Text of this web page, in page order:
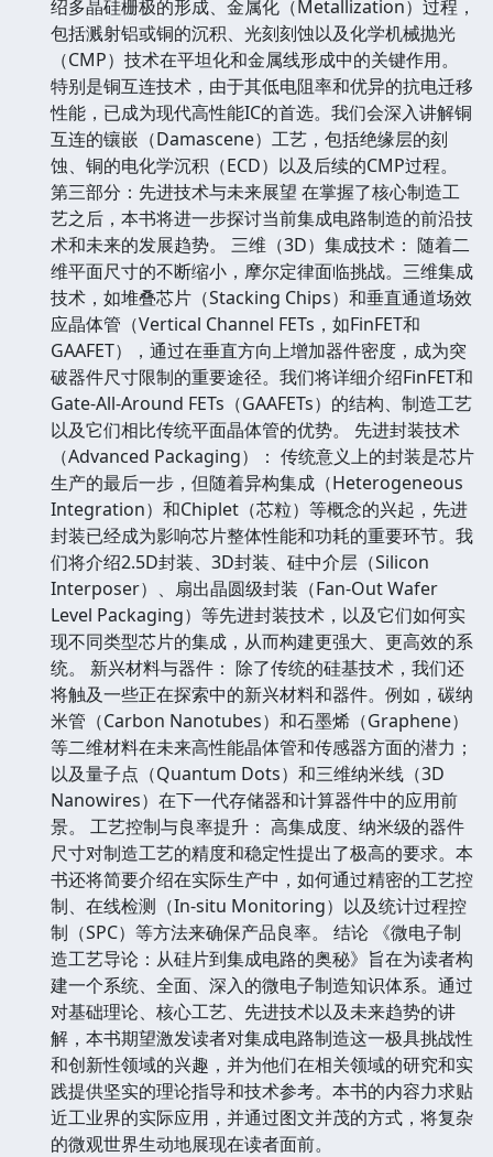
绍多晶硅栅极的形成、金属化（Metallization）过程，
包括溅射铝或铜的沉积、光刻刻蚀以及化学机械抛光
（CMP）技术在平坦化和金属线形成中的关键作用。
特别是铜互连技术，由于其低电阻率和优异的抗电迁移
性能，已成为现代高性能IC的首选。我们会深入讲解铜
互连的镶嵌（Damascene）工艺，包括绝缘层的刻
蚀、铜的电化学沉积（ECD）以及后续的CMP过程。
第三部分：先进技术与未来展望 在掌握了核心制造工
艺之后，本书将进一步探讨当前集成电路制造的前沿技
术和未来的发展趋势。 三维（3D）集成技术： 随着二
维平面尺寸的不断缩小，摩尔定律面临挑战。三维集成
技术，如堆叠芯片（Stacking Chips）和垂直通道场效
应晶体管（Vertical Channel FETs，如FinFET和
GAAFET），通过在垂直方向上增加器件密度，成为突
破器件尺寸限制的重要途径。我们将详细介绍FinFET和
Gate-All-Around FETs（GAAFETs）的结构、制造工艺
以及它们相比传统平面晶体管的优势。 先进封装技术
（Advanced Packaging）： 传统意义上的封装是芯片
生产的最后一步，但随着异构集成（Heterogeneous
Integration）和Chiplet（芯粒）等概念的兴起，先进
封装已经成为影响芯片整体性能和功耗的重要环节。我
们将介绍2.5D封装、3D封装、硅中介层（Silicon
Interposer）、扇出晶圆级封装（Fan-Out Wafer
Level Packaging）等先进封装技术，以及它们如何实
现不同类型芯片的集成，从而构建更强大、更高效的系
统。 新兴材料与器件： 除了传统的硅基技术，我们还
将触及一些正在探索中的新兴材料和器件。例如，碳纳
米管（Carbon Nanotubes）和石墨烯（Graphene）
等二维材料在未来高性能晶体管和传感器方面的潜力；
以及量子点（Quantum Dots）和三维纳米线（3D
Nanowires）在下一代存储器和计算器件中的应用前
景。 工艺控制与良率提升： 高集成度、纳米级的器件
尺寸对制造工艺的精度和稳定性提出了极高的要求。本
书还将简要介绍在实际生产中，如何通过精密的工艺控
制、在线检测（In-situ Monitoring）以及统计过程控
制（SPC）等方法来确保产品良率。 结论 《微电子制
造工艺导论：从硅片到集成电路的奥秘》旨在为读者构
建一个系统、全面、深入的微电子制造知识体系。通过
对基础理论、核心工艺、先进技术以及未来趋势的讲
解，本书期望激发读者对集成电路制造这一极具挑战性
和创新性领域的兴趣，并为他们在相关领域的研究和实
践提供坚实的理论指导和技术参考。本书的内容力求贴
近工业界的实际应用，并通过图文并茂的方式，将复杂
的微观世界生动地展现在读者面前。